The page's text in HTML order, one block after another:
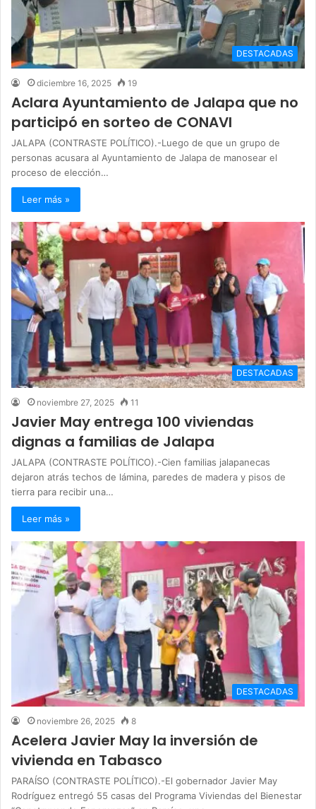
DESTACADAS
diciembre 16, 2025 19
Aclara Ayuntamiento de Jalapa que no
participó en sorteo de CONAVI
JALAPA (CONTRASTE POLÍTICO).-Luego de que un grupo de
personas acusara al Ayuntamiento de Jalapa de manosear el
proceso de elección…
Leer más »
DESTACADAS
noviembre 27, 2025 11
Javier May entrega 100 viviendas
dignas a familias de Jalapa
JALAPA (CONTRASTE POLÍTICO).-Cien familias jalapanecas
dejaron atrás techos de lámina, paredes de madera y pisos de
tierra para recibir una…
Leer más »
DESTACADAS
noviembre 26, 2025 8
Acelera Javier May la inversión de
vivienda en Tabasco
PARAÍSO (CONTRASTE POLÍTICO).-El gobernador Javier May
Rodríguez entregó 55 casas del Programa Viviendas del Bienestar